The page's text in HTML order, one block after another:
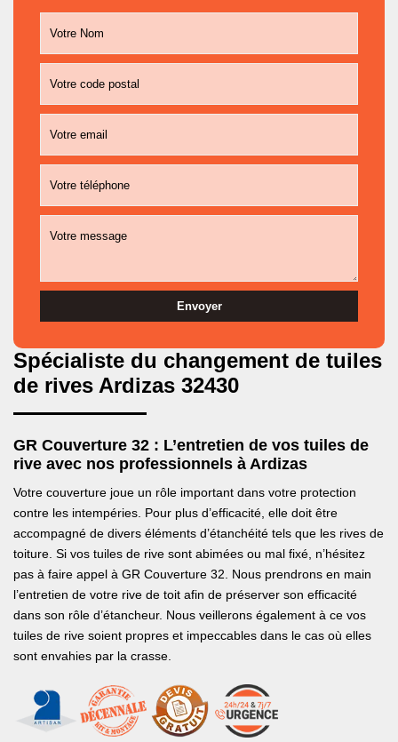
Spécialiste du changement de tuiles
de rives Ardizas 32430
GR Couverture 32 : L’entretien de vos tuiles de
rive avec nos professionnels à Ardizas
Votre couverture joue un rôle important dans votre protection
contre les intempéries. Pour plus d’efficacité, elle doit être
accompagné de divers éléments d’étanchéité tels que les rives de
toiture. Si vos tuiles de rive sont abimées ou mal fixé, n’hésitez
pas à faire appel à GR Couverture 32. Nous prendrons en main
l’entretien de votre rive de toit afin de préserver son efficacité
dans son rôle d’étancheur. Nous veillerons également à ce vos
tuiles de rive soient propres et impeccables dans le cas où elles
sont envahies par la crasse.